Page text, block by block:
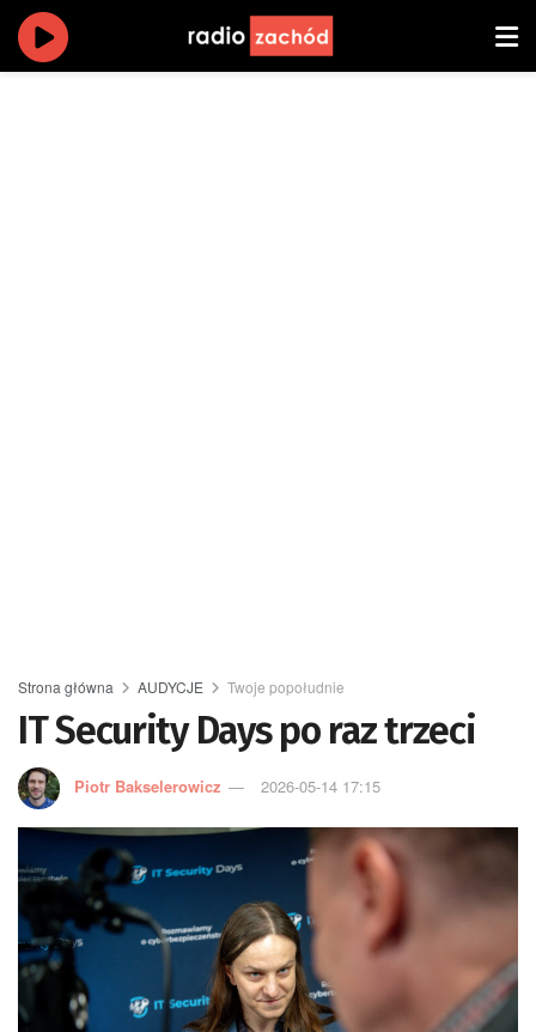
Strona główna AUDYCJE Twoje popołudnie
IT Security Days po raz trzeci
Piotr Bakselerowicz 2026-05-14 17:15